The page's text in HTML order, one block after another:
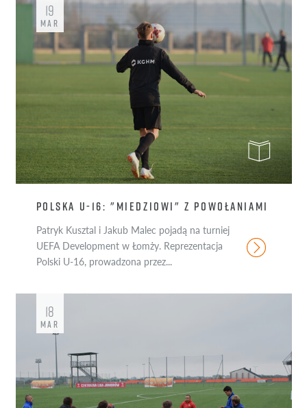
POLSKA U-16: "MIEDZIOWI" Z POWOŁANIAMI
Patryk Kusztal i Jakub Malec pojadą na turniej
UEFA Development w Łomży. Reprezentacja
Polski U-16, prowadzona przez...
19
MAR
18
MAR